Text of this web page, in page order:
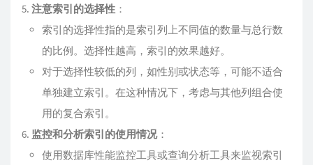
注意索引的选择性 ：
索引的选择性指的是索引列上不同值的数量与总行数
的比例。选择性越高，索引的效果越好。
对于选择性较低的列，如性别或状态等，可能不适合
单独建立索引。在这种情况下，考虑与其他列组合使
用的复合索引。
监控和分析索引的使用情况：
使用数据库性能监控工具或查询分析工具来监视索引